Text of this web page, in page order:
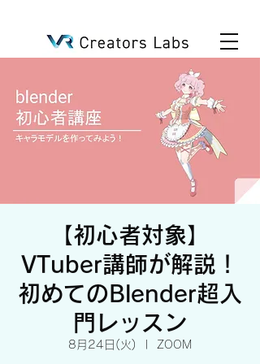
【初心者対象】
VTuber講師が解説！
初めてのBlender超入
門レッスン
8月24日(火) ZOOM